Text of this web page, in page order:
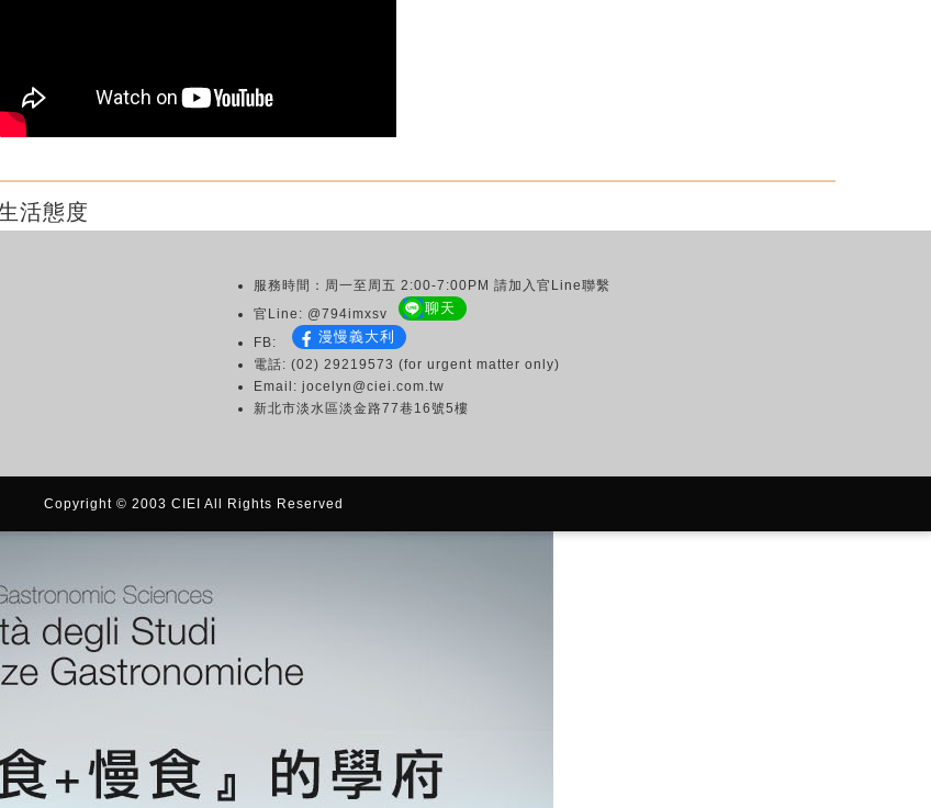
活態度
服務時間：周一至周五 2:00-7:00PM 請加入官Line聯繫
官Line: @794imxsv
聊天
FB: 漫慢義大利
電話: (02) 29219573 (for urgent matter only)
Email: jocelyn@ciei.com.tw
新北市淡水區淡金路77巷16號5樓
Copyright © 2003 CIEI All Rights Reserved